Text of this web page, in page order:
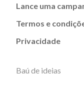
Lance uma
Termos e
Privacidade
Baú de ideias